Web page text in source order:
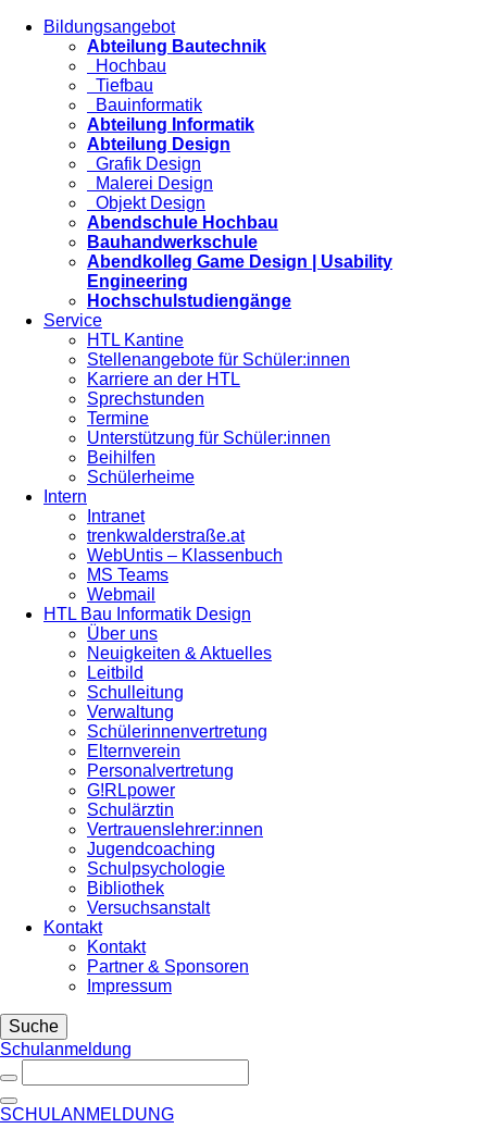
Bildungsangebot
Abteilung Bautechnik
Hochbau
Tiefbau
Bauinformatik
Abteilung Informatik
Abteilung Design
Grafik Design
Malerei Design
Objekt Design
Abendschule Hochbau
Bauhandwerkschule
Abendkolleg Game Design | Usability
Engineering
Hochschulstudiengänge
Service
HTL Kantine
Stellenangebote für Schüler:innen
Karriere an der HTL
Sprechstunden
Termine
Unterstützung für Schüler:innen
Beihilfen
Schülerheime
Intern
Intranet
trenkwalderstraße.at
WebUntis – Klassenbuch
MS Teams
Webmail
HTL Bau Informatik Design
Über uns
Neuigkeiten & Aktuelles
Leitbild
Schulleitung
Verwaltung
Schülerinnenvertretung
Elternverein
Personalvertretung
G!RLpower
Schulärztin
Vertrauenslehrer:innen
Jugendcoaching
Schulpsychologie
Bibliothek
Versuchsanstalt
Kontakt
Kontakt
Partner & Sponsoren
Impressum
Suche
Schulanmeldung
SCHULANMELDUNG